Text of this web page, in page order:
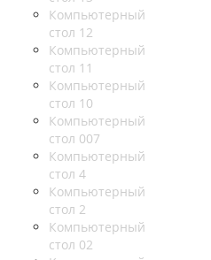
Компьютерный
стол 12
Компьютерный
стол 11
Компьютерный
стол 10
Компьютерный
стол 007
Компьютерный
стол 4
Компьютерный
стол 2
Компьютерный
стол 02